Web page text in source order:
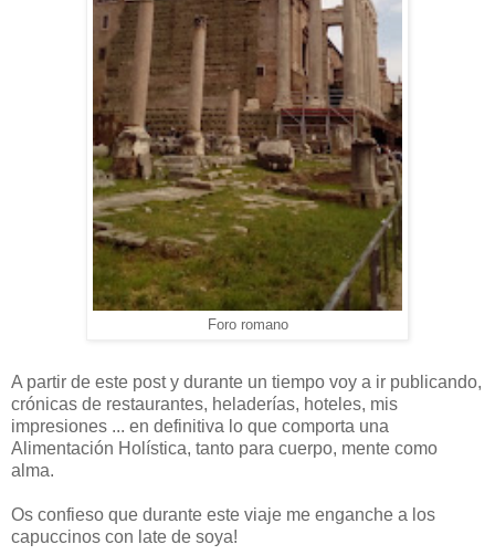
Foro romano
A partir de este post y durante un tiempo voy a ir publicando,
crónicas de restaurantes, heladerías, hoteles, mis
impresiones ... en definitiva lo que comporta una
Alimentación Holística, tanto para cuerpo, mente como
alma.
Os confieso que durante este viaje me enganche a los
capuccinos con late de soya!